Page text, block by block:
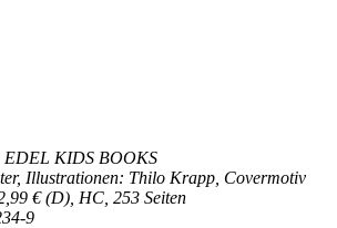
EDEL KIDS BOOKS
Illustrationen: Thilo Krapp, Covermotiv
€ (D), HC, 253 Seiten
9